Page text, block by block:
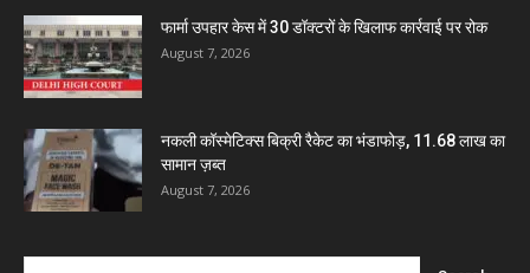
Ben Pharmaceuticals
Marxx Pharma
Mcneil & Argus Pharmaceuticals Limited
फार्मा उपहार केस में 30 डॉक्टरों के खिलाफ कार्रवाई पर रोक
August 7, 2026
नकली कॉस्मेटिक्स बिक्री रैकेट का भंडाफोड़, 11.68 लाख का
सामान ज़ब्त
August 7, 2026